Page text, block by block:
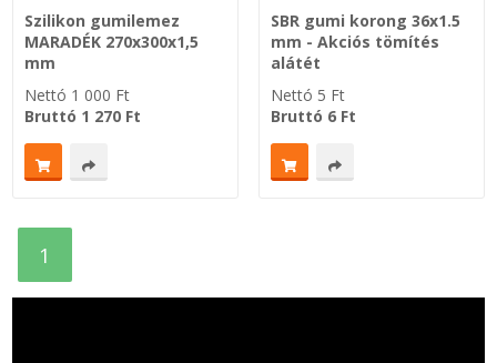
Szilikon gumilemez
MARADÉK 270x300x1,5
mm
Nettó 1 000 Ft
Bruttó 1 270 Ft
SBR gumi korong 36x1.5
mm - Akciós tömítés
alátét
Nettó 5 Ft
Bruttó 6Ft
1